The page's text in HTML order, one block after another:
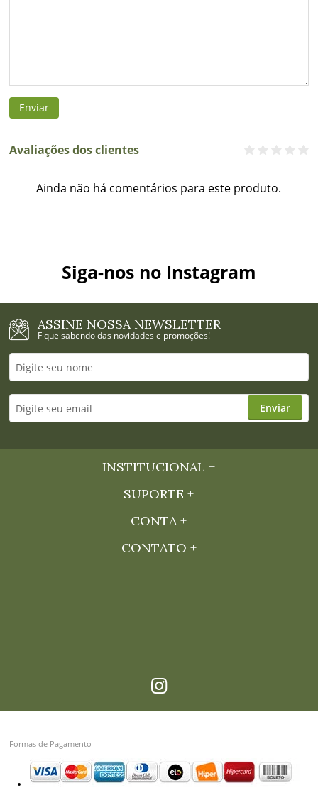
Enviar
Avaliações dos clientes
Ainda não há comentários para este produto.
Siga-nos no Instagram
ASSINE NOSSA NEWSLETTER
Fique sabendo das novidades e promoções!
Enviar
INSTITUCIONAL
SUPORTE
CONTA
CONTATO
Formas de Pagamento